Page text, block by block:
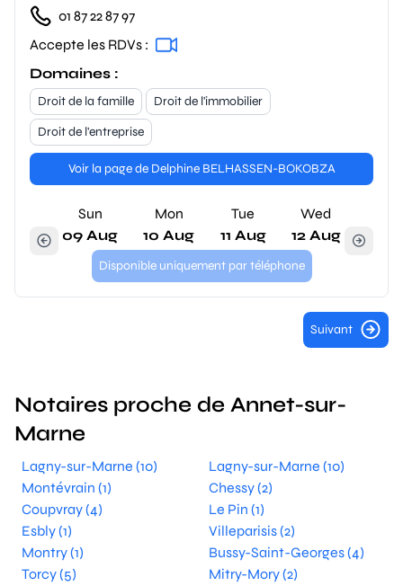
01 87 22 87 97
Accepte les RDVs :
Domaines :
Droit de la famille
Droit de l'immobilier
Droit de l'entreprise
Voir la page de Delphine BELHASSEN-BOKOBZA
Sun
09 Aug
Mon
10 Aug
Tue
11 Aug
Wed
12 Aug
Disponible uniquement par téléphone
Suivant
Notaires proche de Annet-sur-
Marne
Lagny-sur-Marne (10)
Lagny-sur-Marne (10)
Montévrain (1)
Chessy (2)
Coupvray (4)
Le Pin (1)
Esbly (1)
Villeparisis (2)
Montry (1)
Bussy-Saint-Georges (4)
Torcy (5)
Mitry-Mory (2)